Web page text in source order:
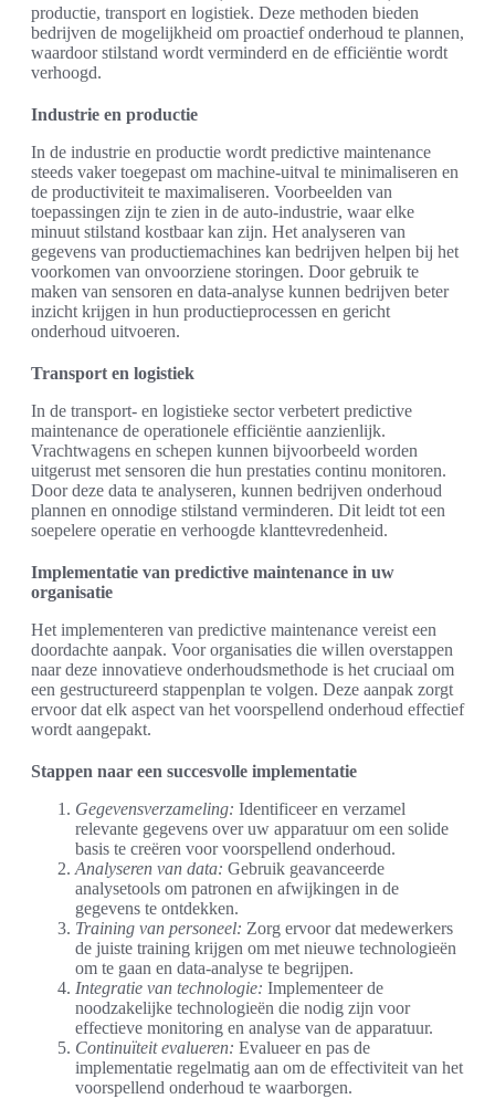
productie, transport en logistiek. Deze methoden bieden
bedrijven de mogelijkheid om proactief onderhoud te plannen,
waardoor stilstand wordt verminderd en de efficiëntie wordt
verhoogd.
Industrie en productie
In de industrie en productie wordt predictive maintenance
steeds vaker toegepast om machine-uitval te minimaliseren en
de productiviteit te maximaliseren. Voorbeelden van
toepassingen zijn te zien in de auto-industrie, waar elke
minuut stilstand kostbaar kan zijn. Het analyseren van
gegevens van productiemachines kan bedrijven helpen bij het
voorkomen van onvoorziene storingen. Door gebruik te
maken van sensoren en data-analyse kunnen bedrijven beter
inzicht krijgen in hun productieprocessen en gericht
onderhoud uitvoeren.
Transport en logistiek
In de transport- en logistieke sector verbetert predictive
maintenance de operationele efficiëntie aanzienlijk.
Vrachtwagens en schepen kunnen bijvoorbeeld worden
uitgerust met sensoren die hun prestaties continu monitoren.
Door deze data te analyseren, kunnen bedrijven onderhoud
plannen en onnodige stilstand verminderen. Dit leidt tot een
soepelere operatie en verhoogde klanttevredenheid.
Implementatie van predictive maintenance in uw
organisatie
Het implementeren van predictive maintenance vereist een
doordachte aanpak. Voor organisaties die willen overstappen
naar deze innovatieve onderhoudsmethode is het cruciaal om
een gestructureerd stappenplan te volgen. Deze aanpak zorgt
ervoor dat elk aspect van het voorspellend onderhoud effectief
wordt aangepakt.
Stappen naar een succesvolle implementatie
Gegevensverzameling: Identificeer en verzamel
relevante gegevens over uw apparatuur om een solide
basis te creëren voor voorspellend onderhoud.
Analyseren van data: Gebruik geavanceerde
analysetools om patronen en afwijkingen in de
gegevens te ontdekken.
Training van personeel: Zorg ervoor dat medewerkers
de juiste training krijgen om met nieuwe technologieën
om te gaan en data-analyse te begrijpen.
Integratie van technologie: Implementeer de
noodzakelijke technologieën die nodig zijn voor
effectieve monitoring en analyse van de apparatuur.
Continuïteit evalueren: Evalueer en pas de
implementatie regelmatig aan om de effectiviteit van het
voorspellend onderhoud te waarborgen.